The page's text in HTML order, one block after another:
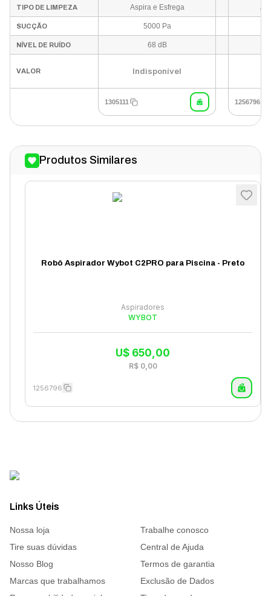
TIPO DE LIMPEZA Aspira e Esfrega
SUCÇÃO 5000 Pa
NÍVEL DE RUÍDO 68 dB
VALOR Indisponível
1305111 1256796
Produtos Similares
Robô Aspirador Wybot C2PRO para Piscina - Preto
Aspiradores
WYBOT
U$ 650,00
R$ 0,00
1256796
Links Úteis
Nossa loja
Trabalhe conosco
Tire suas dúvidas
Central de Ajuda
Nosso Blog
Termos de garantia
Marcas que trabalhamos
Exclusão de Dados